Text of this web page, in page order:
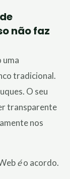
não faz
uma
tradicional.
O seu
transparente
nos
éo acordo.